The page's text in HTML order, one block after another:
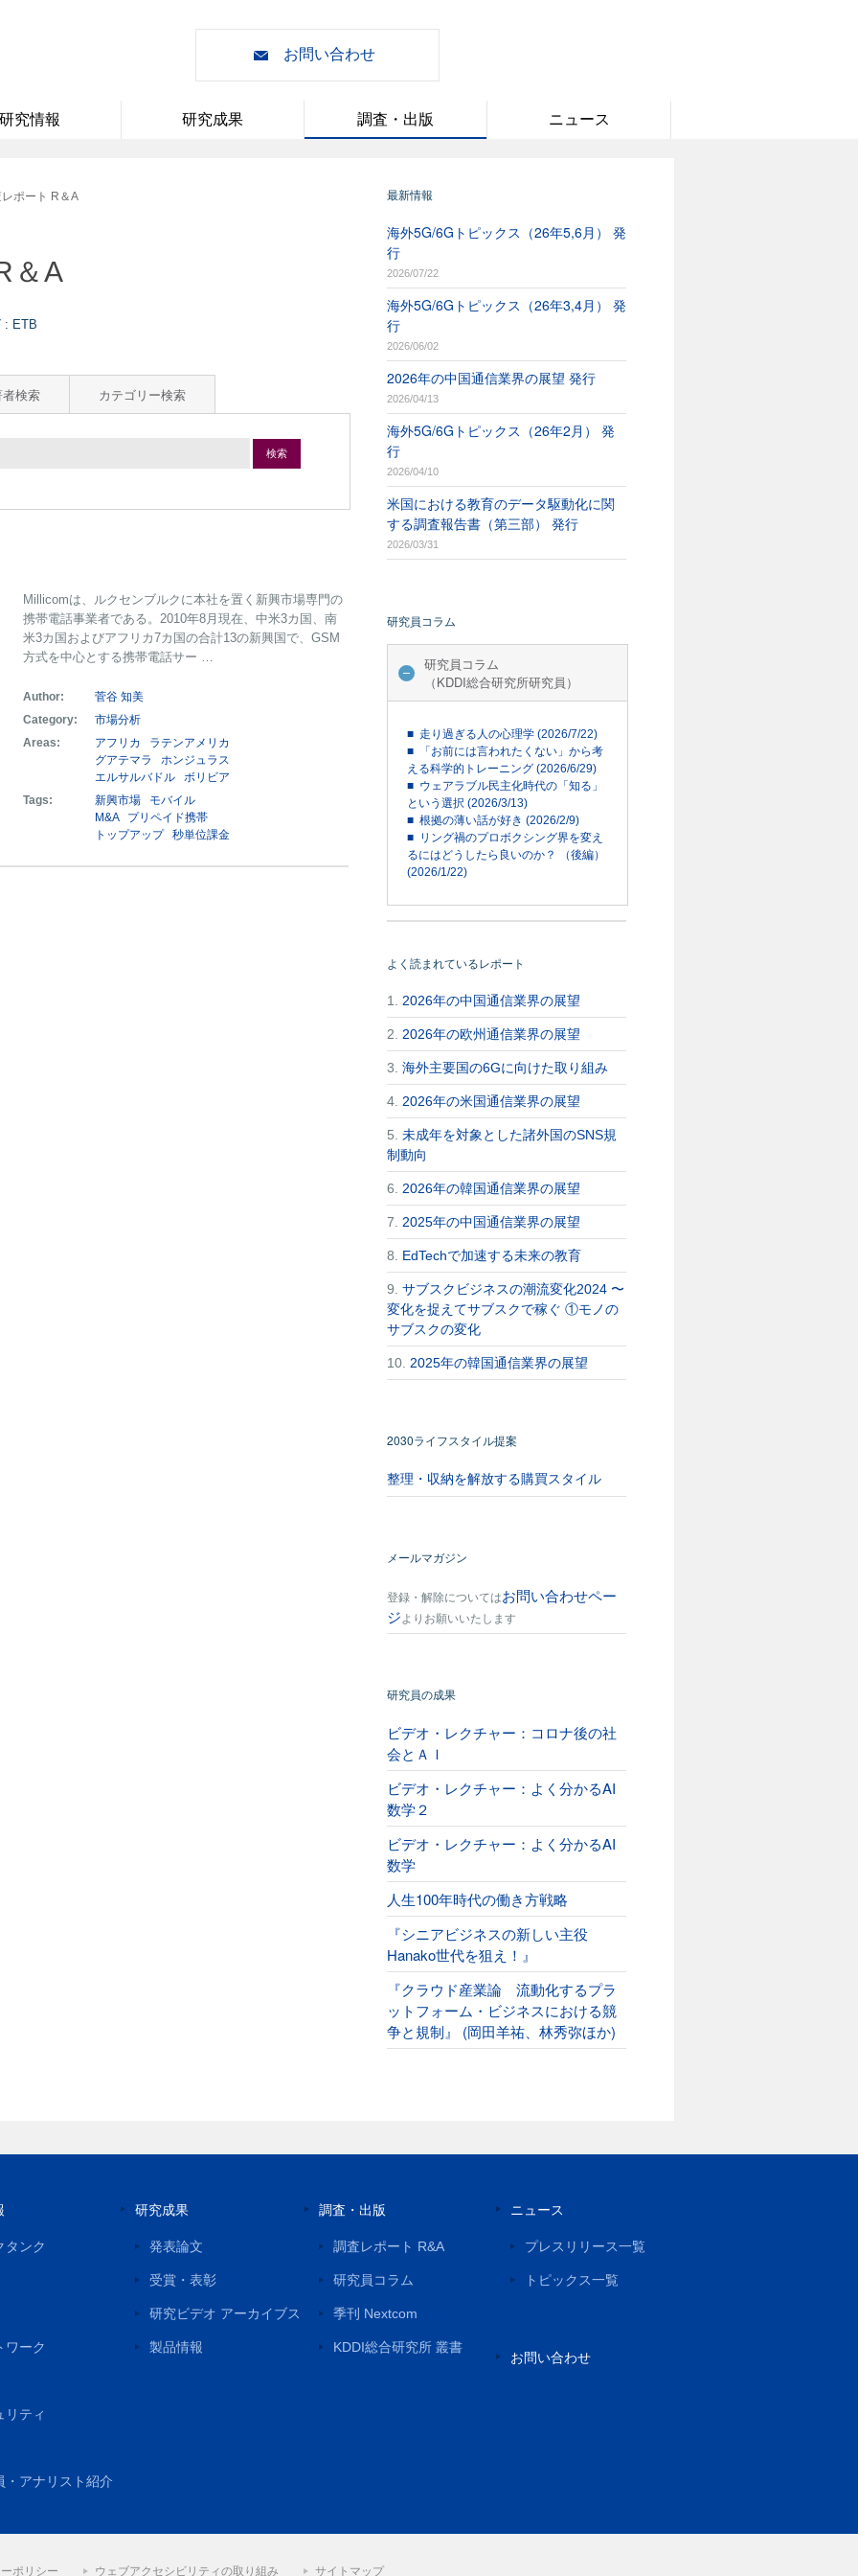
お問い合わせ
研究情報 研究成果 調査・出版 ニュース
ポート R＆A
＆A
ETB
検索 カテゴリー検索
検索
Millicomは、ルクセンブルクに本社を置く新興市場専門の
携帯電話事業者である。2010年8月現在、中米3カ国、南
米3カ国およびアフリカ7カ国の合計13の新興国で、GSM
方式を中心とする携帯電話サー …
Author:
菅谷 知美
Category:
市場分析
Areas:
アフリカ
ラテンアメリカ
グアテマラ
ホンジュラス
エルサルバドル
ボリビア
Tags:
新興市場
モバイル
M&A
プリペイド携帯
トップアップ
秒単位課金
最新情報
海外5G/6Gトピックス（26年5,6月） 発
行
2026/07/22
海外5G/6Gトピックス（26年3,4月） 発
行
2026/06/02
2026年の中国通信業界の展望 発行
2026/04/13
海外5G/6Gトピックス（26年2月） 発
行
2026/04/10
米国における教育のデータ駆動化に関
する調査報告書（第三部） 発行
2026/03/31
研究員コラム
研究員コラム
（KDDI総合研究所研究員）
■ 走り過ぎる人の心理学 (2026/7/22)
■ 「お前には言われたくない」から考
える科学的トレーニング (2026/6/29)
■ ウェアラブル民主化時代の「知る」
という選択 (2026/3/13)
■ 根拠の薄い話が好き (2026/2/9)
■ リング禍のプロボクシング界を変え
るにはどうしたら良いのか？ （後編）
(2026/1/22)
よく読まれているレポート
1. 2026年の中国通信業界の展望
2. 2026年の欧州通信業界の展望
3. 海外主要国の6Gに向けた取り組み
4. 2026年の米国通信業界の展望
5. 未成年を対象とした諸外国のSNS規
制動向
6. 2026年の韓国通信業界の展望
7. 2025年の中国通信業界の展望
8. EdTechで加速する未来の教育
9. サブスクビジネスの潮流変化2024 〜
変化を捉えてサブスクで稼ぐ ①モノの
サブスクの変化
10. 2025年の韓国通信業界の展望
2030ライフスタイル提案
整理・収納を解放する購買スタイル
メールマガジン
登録・解除についてはお問い合わせペー
ジよりお願いいたします
研究員の成果
ビデオ・レクチャー：コロナ後の社
会とＡＩ
ビデオ・レクチャー：よく分かるAI
数学２
ビデオ・レクチャー：よく分かるAI
数学
人生100年時代の働き方戦略
『シニアビジネスの新しい主役
Hanako世代を狙え！』
『クラウド産業論 流動化するプラ
ットフォーム・ビジネスにおける競
争と規制』 (岡田羊祐、林秀弥ほか)
タンク
ワーク
リティ
・アナリスト紹介
研究成果
発表論文
受賞・表彰
研究ビデオ アーカイブス
製品情報
調査・出版
調査レポート R&A
研究員コラム
季刊 Nextcom
KDDI総合研究所 叢書
ニュース
プレスリリース一覧
トピックス一覧
お問い合わせ
ポリシー ウェブアクセシビリティの取り組み サイトマップ